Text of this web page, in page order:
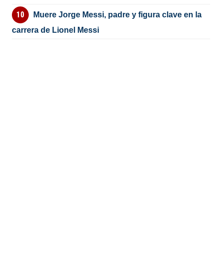
Muere Jorge Messi, padre y figura clave en la
carrera de Lionel Messi